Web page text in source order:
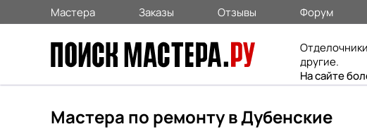
Мастера Заказы Отзывы Форум
другие.
На сайте
Мастера по ремонту в Дубенские